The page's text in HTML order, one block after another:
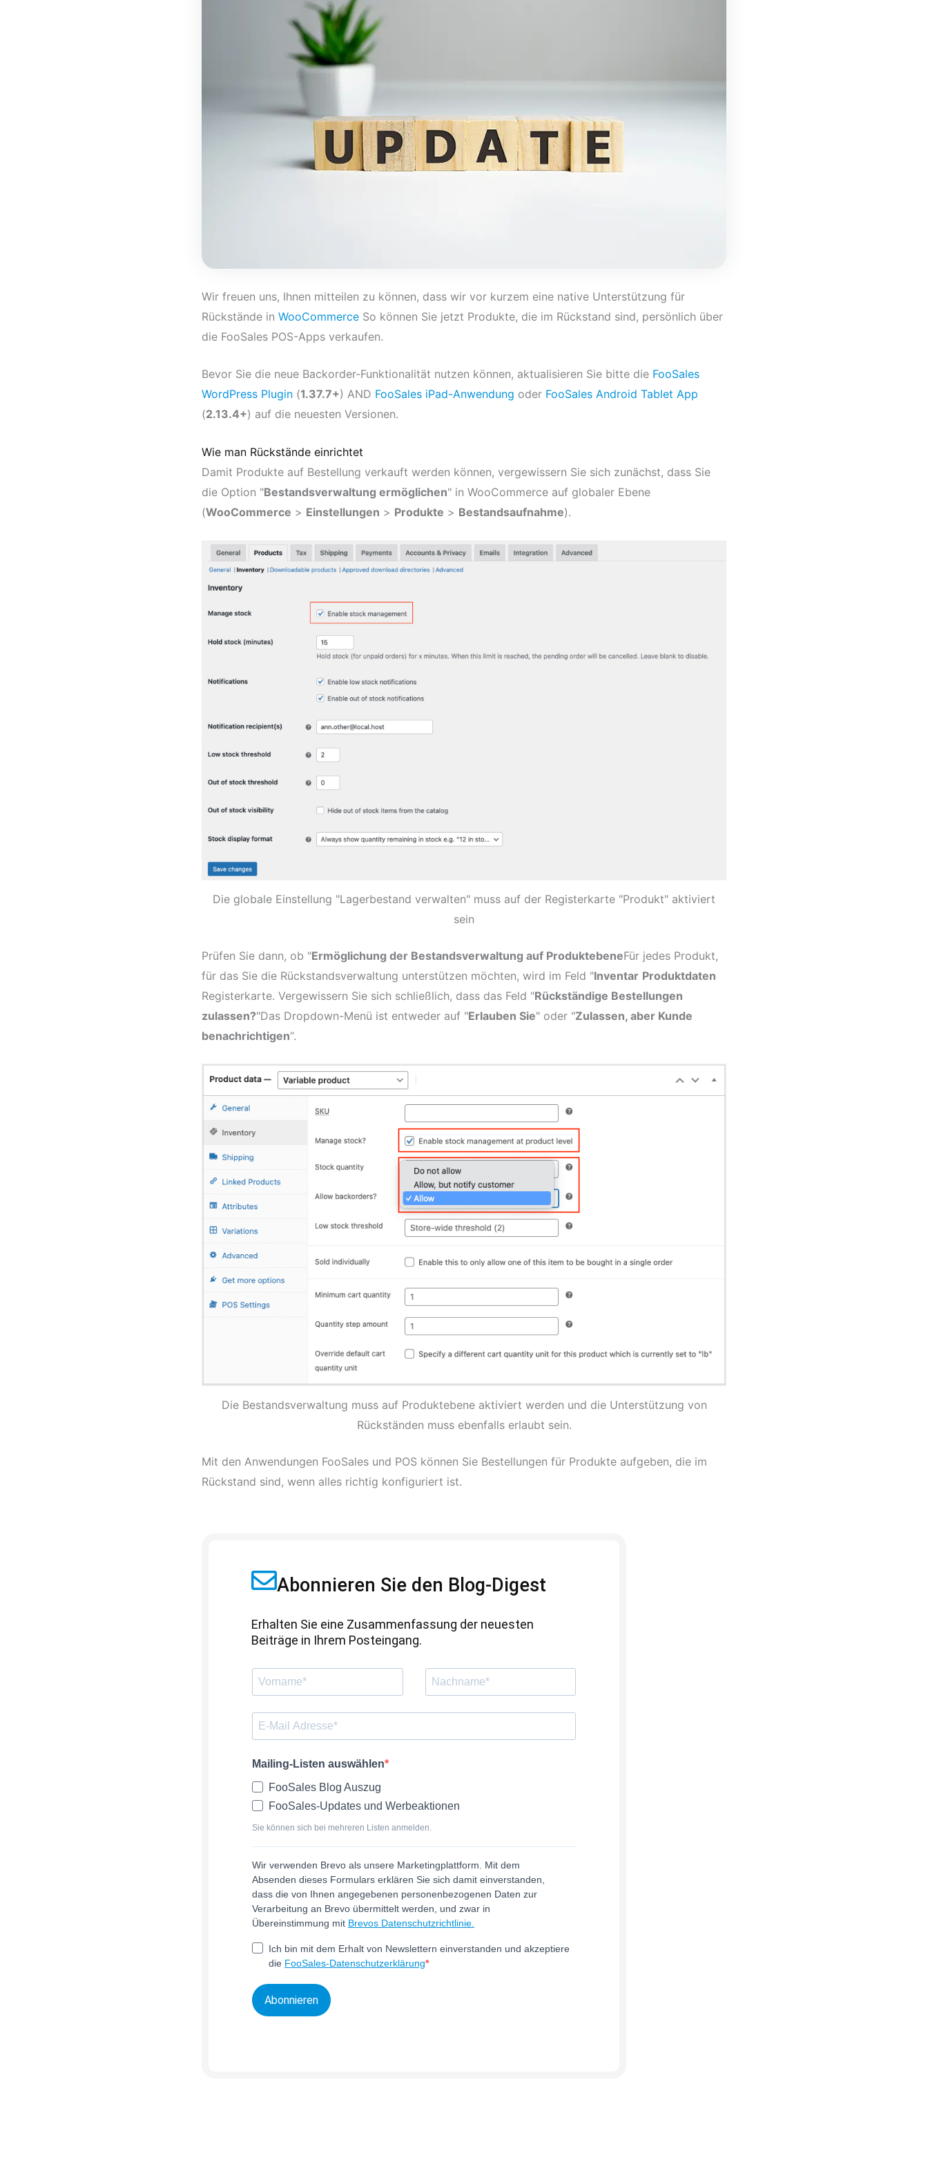
Wir freuen uns, Ihnen mitteilen zu können, dass wir vor kurzem eine native Unterstützung für
Rückstände in WooCommerce So können Sie jetzt Produkte, die im Rückstand sind, persönlich über
die FooSales POS-Apps verkaufen.
Bevor Sie die neue Backorder-Funktionalität nutzen können, aktualisieren Sie bitte die FooSales
WordPress Plugin (1.37.7+) AND FooSales iPad-Anwendung oder FooSales Android Tablet App
(2.13.4+) auf die neuesten Versionen.
Wie man Rückstände einrichtet
Damit Produkte auf Bestellung verkauft werden können, vergewissern Sie sich zunächst, dass Sie
die Option "Bestandsverwaltung ermöglichen" in WooCommerce auf globaler Ebene
(WooCommerce > Einstellungen > Produkte > Bestandsaufnahme).
Die globale Einstellung "Lagerbestand verwalten" muss auf der Registerkarte "Produkt" aktiviert
sein
Prüfen Sie dann, ob "Ermöglichung der Bestandsverwaltung auf ProduktebeneFür jedes Produkt,
für das Sie die Rückstandsverwaltung unterstützen möchten, wird im Feld "Inventar Produktdaten
Registerkarte. Vergewissern Sie sich schließlich, dass das Feld "Rückständige Bestellungen
zulassen?"Das Dropdown-Menü ist entweder auf "Erlauben Sie" oder "Zulassen, aber Kunde
benachrichtigen“.
Die Bestandsverwaltung muss auf Produktebene aktiviert werden und die Unterstützung von
Rückständen muss ebenfalls erlaubt sein.
Mit den Anwendungen FooSales und POS können Sie Bestellungen für Produkte aufgeben, die im
Rückstand sind, wenn alles richtig konfiguriert ist.
Abonnieren Sie den Blog-Digest
Erhalten Sie eine Zusammenfassung der neuesten
Beiträge in Ihrem Posteingang.
Mailing-Listen auswählen
FooSales Blog Auszug
FooSales-Updates und Werbeaktionen
Sie können sich bei mehreren Listen anmelden.
Wir verwenden Brevo als unsere Marketingplattform. Mit dem
Absenden dieses Formulars erklären Sie sich damit einverstanden,
dass die von Ihnen angegebenen personenbezogenen Daten zur
Verarbeitung an Brevo übermittelt werden, und zwar in
Übereinstimmung mit Brevos Datenschutzrichtlinie.
Ich bin mit dem Erhalt von Newslettern einverstanden und akzeptiere
die FooSales-Datenschutzerklärung
Abonnieren